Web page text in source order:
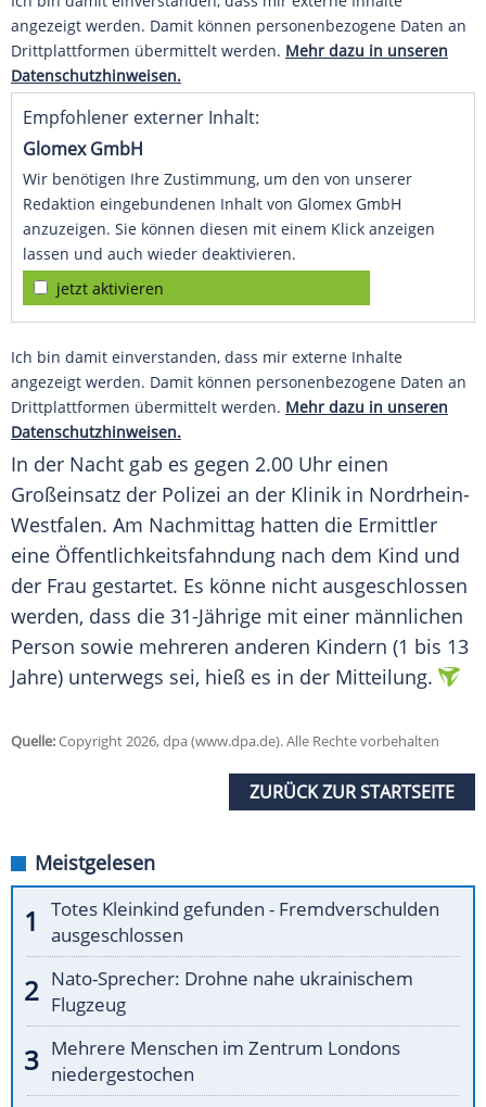
angezeigt werden. Damit können personenbezogene Daten an
Drittplattformen übermittelt werden. Mehr dazu in unseren
Datenschutzhinweisen.
Empfohlener externer Inhalt:
Glomex GmbH
Wir benötigen Ihre Zustimmung, um den von unserer
Redaktion eingebundenen Inhalt von Glomex GmbH
anzuzeigen. Sie können diesen mit einem Klick anzeigen
lassen und auch wieder deaktivieren.
jetzt aktivieren
Ich bin damit einverstanden, dass mir externe Inhalte
angezeigt werden. Damit können personenbezogene Daten an
Drittplattformen übermittelt werden. Mehr dazu in unseren
Datenschutzhinweisen.
In der Nacht gab es gegen 2.00 Uhr einen
Großeinsatz der Polizei an der Klinik in Nordrhein-
Westfalen. Am Nachmittag hatten die Ermittler
eine Öffentlichkeitsfahndung nach dem Kind und
der Frau gestartet. Es könne nicht ausgeschlossen
werden, dass die 31-Jährige mit einer männlichen
Person sowie mehreren anderen Kindern (1 bis 13
Jahre) unterwegs sei, hieß es in der Mitteilung.
Quelle:Copyright 2026, dpa (www.dpa.de). Alle Rechte vorbehalten
ZURÜCK ZUR STARTSEITE
Meistgelesen
Totes Kleinkind gefunden - Fremdverschulden
ausgeschlossen
Nato-Sprecher: Drohne nahe ukrainischem
Flugzeug
Mehrere Menschen im Zentrum Londons
niedergestochen